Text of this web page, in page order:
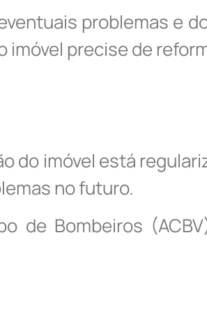
problemas e
imóvel precise de
do imóvel está
no futuro.
de Bombeiros